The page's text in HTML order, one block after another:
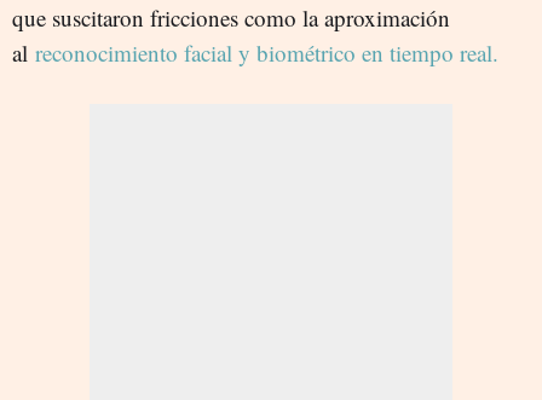
que suscitaron fricciones como la aproximación
al reconocimiento facial y biométrico en tiempo real.